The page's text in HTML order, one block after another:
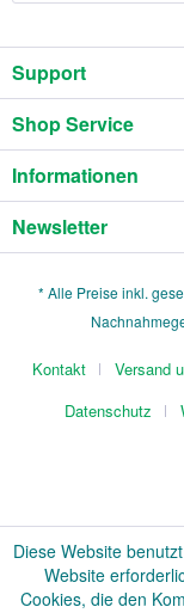
Support
Shop Service
Informationen
Newsletter
* Alle Preise inkl.
Kontakt Versand
Datenschutz
Diese Website
Website
Cookies, die den